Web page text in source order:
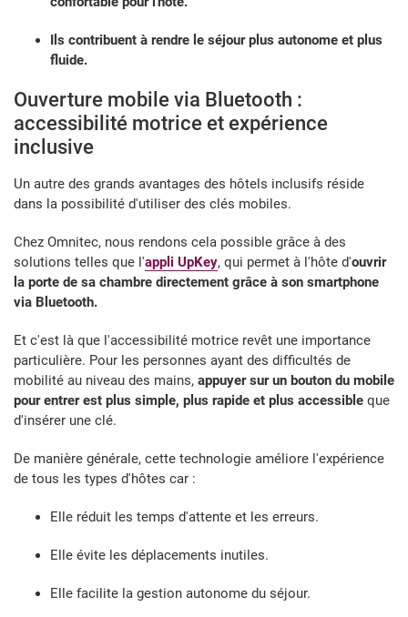
Ils contribuent à rendre le séjour plus autonome et plus
fluide.
Ouverture mobile via Bluetooth :
accessibilité motrice et expérience
inclusive
Un autre des grands avantages des hôtels inclusifs réside
dans la possibilité d'utiliser des clés mobiles.
Chez Omnitec, nous rendons cela possible grâce à des
solutions telles que l'appli UpKey, qui permet à l'hôte d'ouvrir
la porte de sa chambre directement grâce à son smartphone
via Bluetooth.
Et c'est là que l'accessibilité motrice revêt une importance
particulière. Pour les personnes ayant des difficultés de
mobilité au niveau des mains, appuyer sur un bouton du mobile
pour entrer est plus simple, plus rapide et plus accessible que
d'insérer une clé.
De manière générale, cette technologie améliore l'expérience
de tous les types d'hôtes car :
Elle réduit les temps d'attente et les erreurs.
Elle évite les déplacements inutiles.
Elle facilite la gestion autonome du séjour.